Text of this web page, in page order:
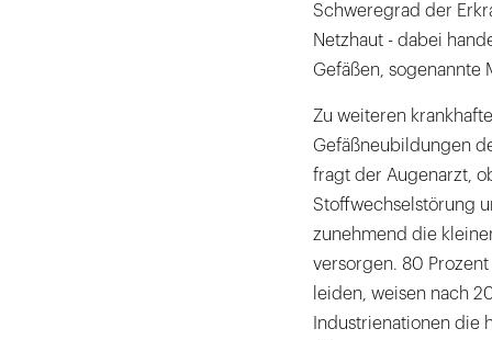
Schweregrad der
Netzhaut - dabei
Gefäßen, sogenannte
Zu weiteren
Gefäßneubildungen
fragt der Augenarzt,
Stoffwechselstörung
zunehmend die
versorgen. 80
leiden, weisen nach
Industrienationen die